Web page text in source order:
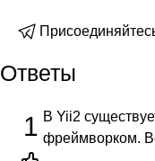
Ответы
1 В Yii2
фреймворком.